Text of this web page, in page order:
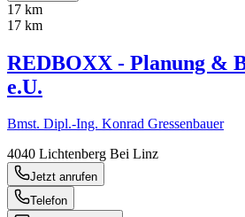
17 km
17 km
REDBOXX - Planung &
e.U.
Bmst. Dipl.-Ing. Konrad Gressenbauer
4040 Lichtenberg Bei Linz
Jetzt anrufen
Telefon